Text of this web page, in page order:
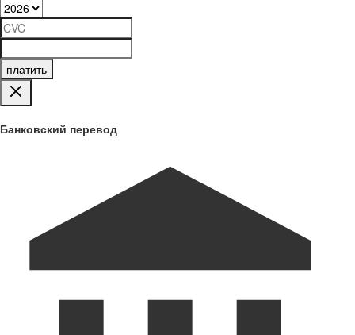
платить
Банковский перевод